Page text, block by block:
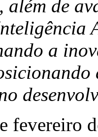
além de
a
fevereiro